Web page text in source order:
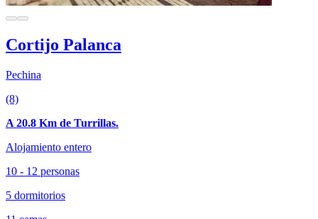
Cortijo Palanca
Pechina
(8)
A 20.8 Km de Turrillas.
Alojamiento entero
10 - 12 personas
5 dormitorios